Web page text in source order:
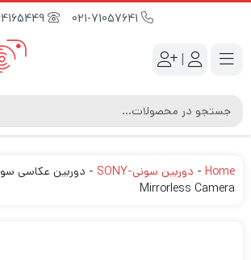
09364165449
|
Home
- دوربین سونی-SONY -
Mirrorless Camera